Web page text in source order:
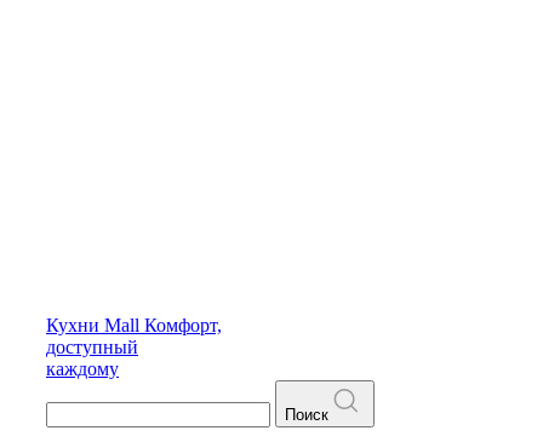
Кухни Mall Комфорт,
доступный
каждому
Поиск